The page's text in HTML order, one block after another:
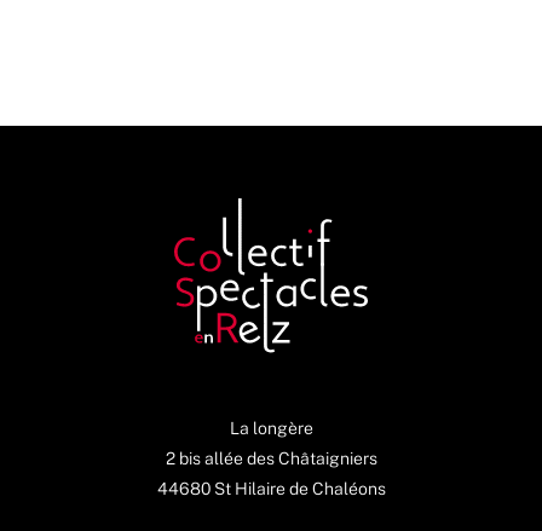
La longère
2 bis allée des Châtaigniers
44680 St Hilaire de Chaléons